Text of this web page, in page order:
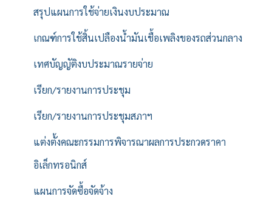
สรุปแผนการใช้จ่ายเงินงบประมาณ
เกณฑ์การใช้สิ้นเปลืองน้ำมันเชื้อเพลิงของรถส่วนกลาง
เทศบัญญัติงบประมาณรายจ่าย
เรียก/รายงานการประชุม
เรียก/รายงานการประชุมสภาฯ
แต่งตั้งคณะกรรมการพิจารณาผลการประกวดราคา
อิเล็กทรอนิกส์
แผนการจัดซื้อจัดจ้าง